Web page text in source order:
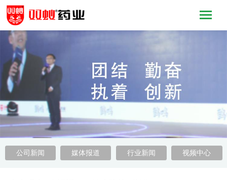
公司新闻 媒体报道 行业新闻 视频中心